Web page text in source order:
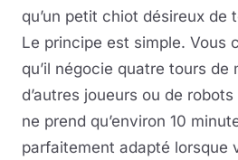
qu’un petit chiot désireux de
Le principe est simple. Vous
qu’il négocie quatre tours
d’autres joueurs ou de
ne prend qu’environ 10
parfaitement adapté lorsque